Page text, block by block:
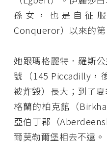
孫女，也是自征
Conqueror）以來的第
她跟瑪格麗特．羅斯
號（145 Piccadilly，
被炸毀）長大；到了
格蘭的柏克館（
亞伯丁郡（
爾莫勒爾堡相去不遠。